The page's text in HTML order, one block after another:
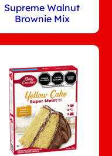
Supreme Walnut
Brownie Mix